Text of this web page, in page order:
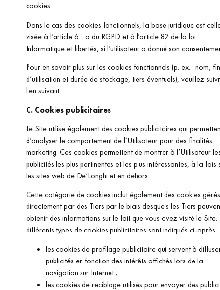
cookies.
Dans le cas des cookies fonctionnels, la base juridique est
visée à l’article 6.1.a du RGPD et à l’article 82 de la loi
Informatique et libertés, si l’utilisateur a donné son
Pour en savoir plus sur les cookies fonctionnels (p. ex. : nom,
d’utilisation et durée de stockage, tiers éventuels), veuillez
lien suivant.
C. Cookies publicitaires
Le Site utilise également des cookies publicitaires qui
d’analyser le comportement de l’Utilisateur pour des finalités
marketing. Ces cookies permettent de montrer à l’Utilisateur
publicités les plus pertinentes et les plus intéressantes, à la fois
les sites web de De’Longhi et en dehors.
Cette catégorie de cookies inclut également des cookies gérés
directement par des Tiers par le biais desquels les Tiers
obtenir des informations sur le fait que vous avez visité le Site.
différents types de cookies publicitaires sont indiqués ci-après :
les cookies de profilage publicitaire qui servent à
publicités en fonction des intérêts affichés lors de la
navigation sur Internet ;
les cookies de reciblage utilisés pour envoyer des